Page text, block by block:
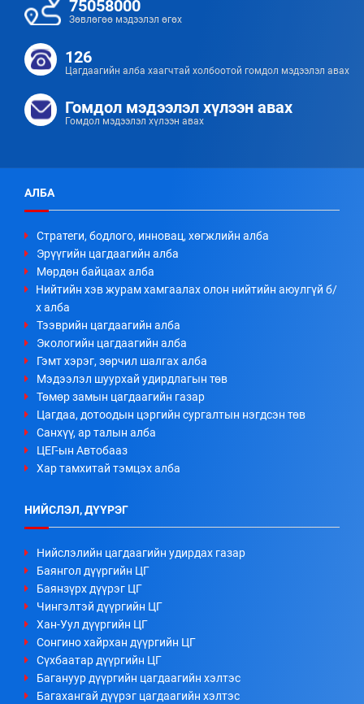
75058000
Зөвлөгөө мэдээлэл өгөх
126
Цагдаагийн алба хаагчтай холбоотой гомдол мэдээлэл авах
Гомдол мэдээлэл хүлээн авах
Гомдол мэдээлэл хүлээн авах
АЛБА
Стратеги, бодлого, инновац, хөгжлийн алба
Эрүүгийн цагдаагийн алба
Мөрдөн байцаах алба
Нийтийн хэв журам хамгаалах олон нийтийн аюулгүй б/
х алба
Тээврийн цагдаагийн алба
Экологийн цагдаагийн алба
Гэмт хэрэг, зөрчил шалгах алба
Мэдээлэл шуурхай удирдлагын төв
Төмөр замын цагдаагийн газар
Цагдаа, дотоодын цэргийн сургалтын нэгдсэн төв
Санхүү, ар талын алба
ЦЕГ-ын Автобааз
Хар тамхитай тэмцэх алба
НИЙСЛЭЛ, ДҮҮРЭГ
Нийслэлийн цагдаагийн удирдах газар
Баянгол дүүргийн ЦГ
Баянзүрх дүүрэг ЦГ
Чингэлтэй дүүргийн ЦГ
Хан-Уул дүүргийн ЦГ
Сонгино хайрхан дүүргийн ЦГ
Сүхбаатар дүүргийн ЦГ
Багануур дүүргийн цагдаагийн хэлтэс
Багахангай дүүрэг цагдаагийн хэлтэс